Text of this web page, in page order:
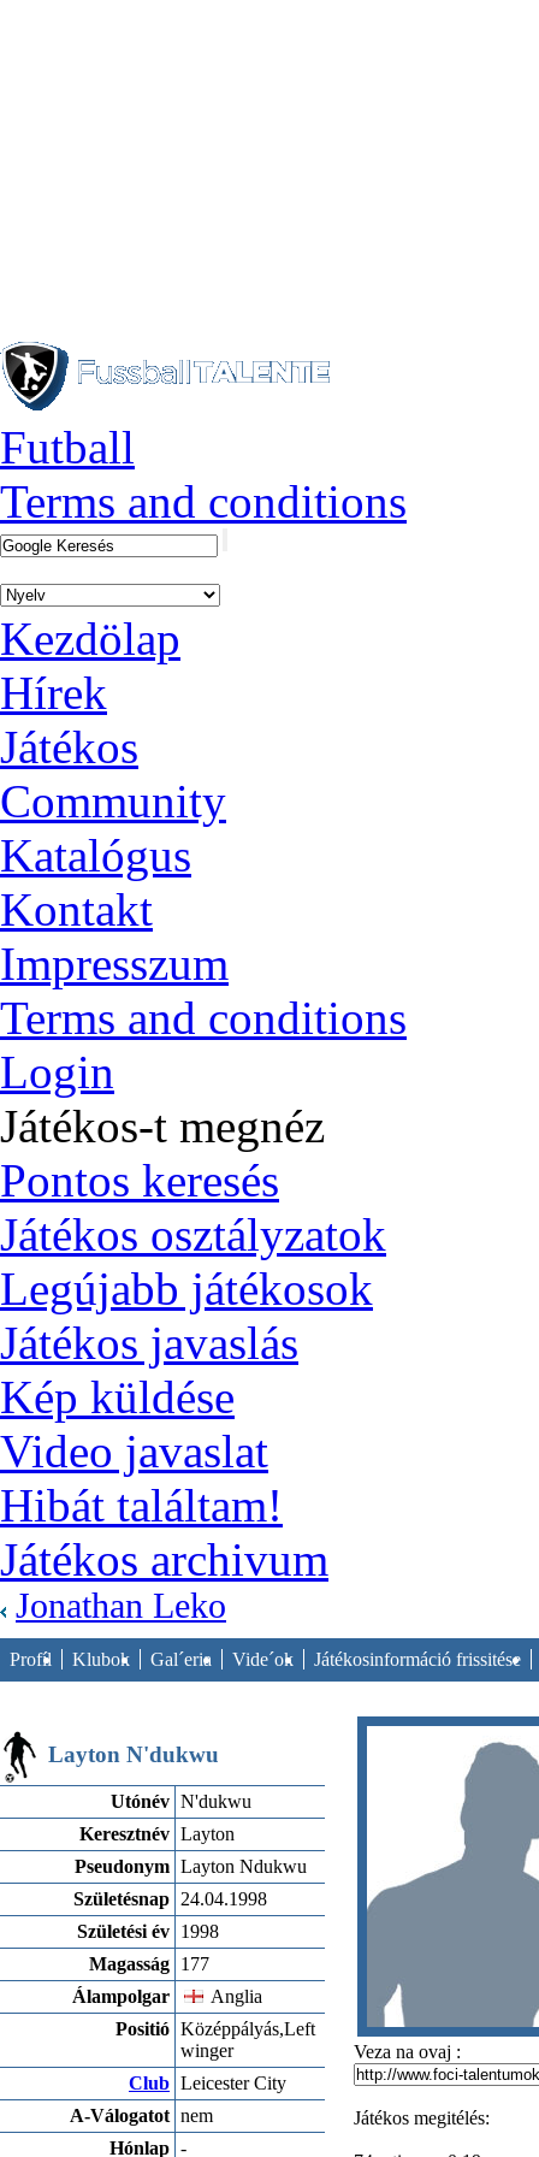
Futball
Terms and conditions
Kezdölap
Hírek
Játékos
Community
Katalógus
Kontakt
Impresszum
Terms and conditions
Login
Játékos-t megnéz
Pontos keresés
Játékos osztályzatok
Legújabb játékosok
Játékos javaslás
Kép küldése
Video javaslat
Hibát találtam!
Játékos archivum
Jonathan Leko
Profíl Klubok Gal´eria Vide´ok Játékosinformáció frissitése
Layton N'dukwu
Utónév N'dukwu
Keresztnév Layton
Pseudonym Layton Ndukwu
Születésnap 24.04.1998
Születési év 1998
Magasság 177
Álampolgar
Anglia
Positió Középpályás,Left
winger
Club Leicester City
A-Válogatot nem
Hónlap -
Veza na ovaj :
Játékos megitélés: